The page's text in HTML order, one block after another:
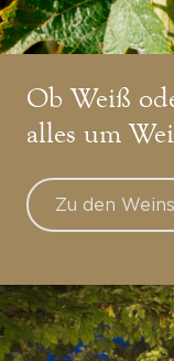
Ob Weiß
alles um
Zu den